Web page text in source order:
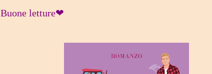
Buone letture❤